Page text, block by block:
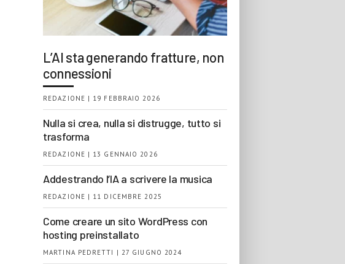
L’AI sta generando fratture, non
connessioni
REDAZIONE | 19 FEBBRAIO 2026
Nulla si crea, nulla si distrugge, tutto si
trasforma
REDAZIONE | 13 GENNAIO 2026
Addestrando l’IA a scrivere la musica
REDAZIONE | 11 DICEMBRE 2025
Come creare un sito WordPress con
hosting preinstallato
MARTINA PEDRETTI | 27 GIUGNO 2024